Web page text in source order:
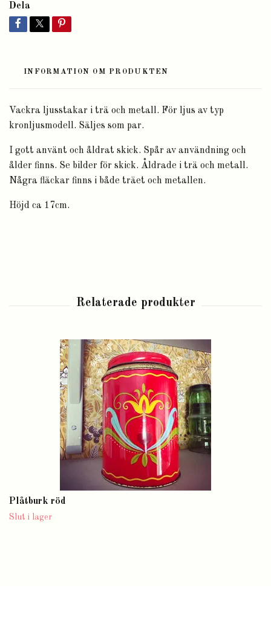
Dela
INFORMATION OM PRODUKTEN
Vackra ljusstakar i trä och metall. För ljus av typ
kronljusmodell. Säljes som par.
I gott använt och åldrat skick. Spår av användning och
ålder finns. Se bilder för skick. Åldrade i trä och metall.
Några fläckar finns i både träet och metallen.
Höjd ca 17cm.
Plåtburk röd
Slut i lager